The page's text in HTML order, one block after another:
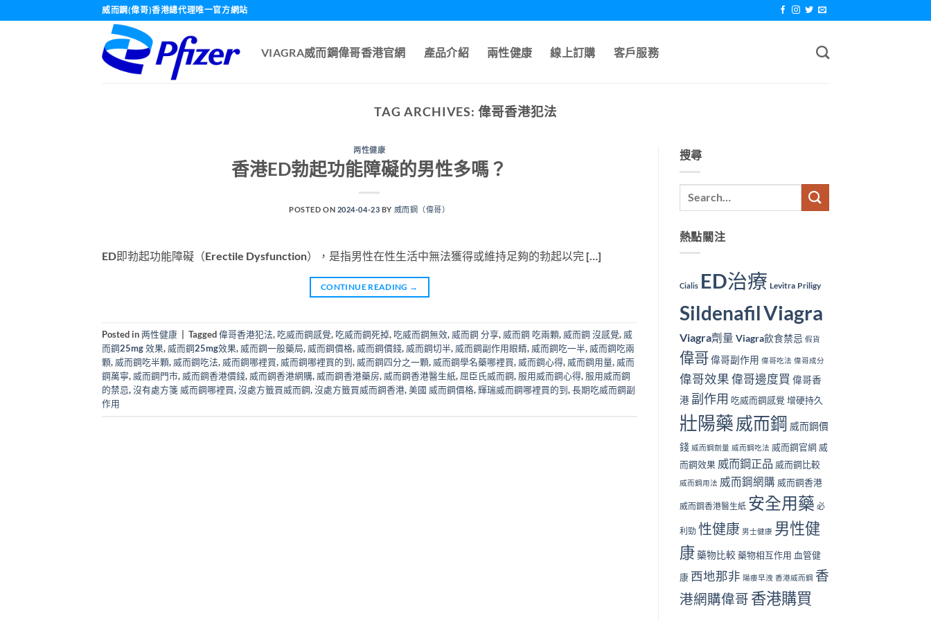
威而鋼(偉哥)香港總代理唯一官方網站
VIAGRA威而鋼偉哥香港官網 產品介紹 兩性健康 線上訂購 客戶服務
TAG ARCHIVES:偉哥香港犯法
两性健康
香港ED勃起功能障礙的男性多嗎？
POSTED ON 2024-04-23 BY 威而鋼（偉哥）
ED即勃起功能障礙（Erectile Dysfunction），是指男性在性生活中無法獲得或維持足夠的勃起以完 […]
CONTINUE READING →
Posted in两性健康 Tagged偉哥香港犯法, 吃威而鋼感覺, 吃威而鋼死掉, 吃威而鋼無效, 威而鋼 分享, 威而鋼 吃兩顆, 威而鋼 沒感覺, 威
而鋼25mg 效果, 威而鋼25mg效果, 威而鋼一般藥局, 威而鋼價格, 威而鋼價錢, 威而鋼切半, 威而鋼副作用眼睛, 威而鋼吃一半, 威而鋼吃兩
顆, 威而鋼吃半顆, 威而鋼吃法, 威而鋼哪裡買, 威而鋼哪裡買的到, 威而鋼四分之一顆, 威而鋼學名藥哪裡買, 威而鋼心得, 威而鋼用量, 威而
鋼萬寧, 威而鋼門市, 威而鋼香港價錢, 威而鋼香港網購, 威而鋼香港藥房, 威而鋼香港醫生紙, 屈臣氏威而鋼, 服用威而鋼心得, 服用威而鋼
的禁忌,沒有處方箋 威而鋼哪裡買,沒處方籤買威而鋼,沒處方籤買威而鋼香港,美國 威而鋼價格,輝瑞威而鋼哪裡買的到,長期吃威而鋼副
作用
搜尋
熱點關注
Cialis ED治療 Levitra Priligy
SildenafilViagra
Viagra劑量 Viagra飲食禁忌 假貨
偉哥 偉哥副作用 偉哥吃法 偉哥成分
偉哥效果偉哥邊度買 偉哥香
港 副作用 吃威而鋼感覺 增硬持久
壯陽藥 威而鋼 威而鋼價
錢 威而鋼劑量 威而鋼吃法 威而鋼官網 威
而鋼效果 威而鋼正品 威而鋼比較
威而鋼用法 威而鋼網購 威而鋼香港
威而鋼香港醫生紙 安全用藥 必
利勁 性健康 男士健康 男性健
康 藥物比較 藥物相互作用 血管健
康 西地那非 陽痿早洩 香港威而鋼 香
港網購偉哥 香港購買